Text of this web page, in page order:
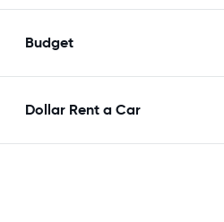
Budget
Dollar Rent a Car